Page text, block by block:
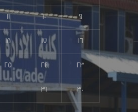
٩
١٠ ١١
١٦
١٧ ١٨
٢٣
٢٤ ٢٥
٣٠
٣١